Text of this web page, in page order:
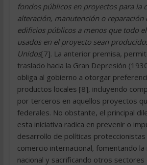
fondos públicos en proyectos para la
alteración, manutención o reparación
edificios públicos a menos que todo
usados en el proyecto sean
Unidos[7]. La anterior premisa,
traslado hacia la Gran Depresión
obliga al gobierno a otorgar
productos locales [8], incluyendo
por terceros en aquellos proyectos
federales. No obstante, el principal
esta iniciativa radica en prevenir o
desarrollo de políticas
comercio internacional, fomentando la
nacional y sacrificando otros sectores